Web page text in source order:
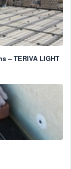
– TERIVA LIGHT